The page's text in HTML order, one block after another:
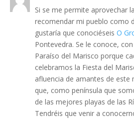
Si se me permite aprovechar
recomendar mi pueblo como
gustaría que conociéseis O
Pontevedra. Se le conoce,
Paraíso del Marisco porque
celebramos la Fiesta del
afluencia de amantes de este
que, como península que
de las mejores playas de las
Tendréis que venir a